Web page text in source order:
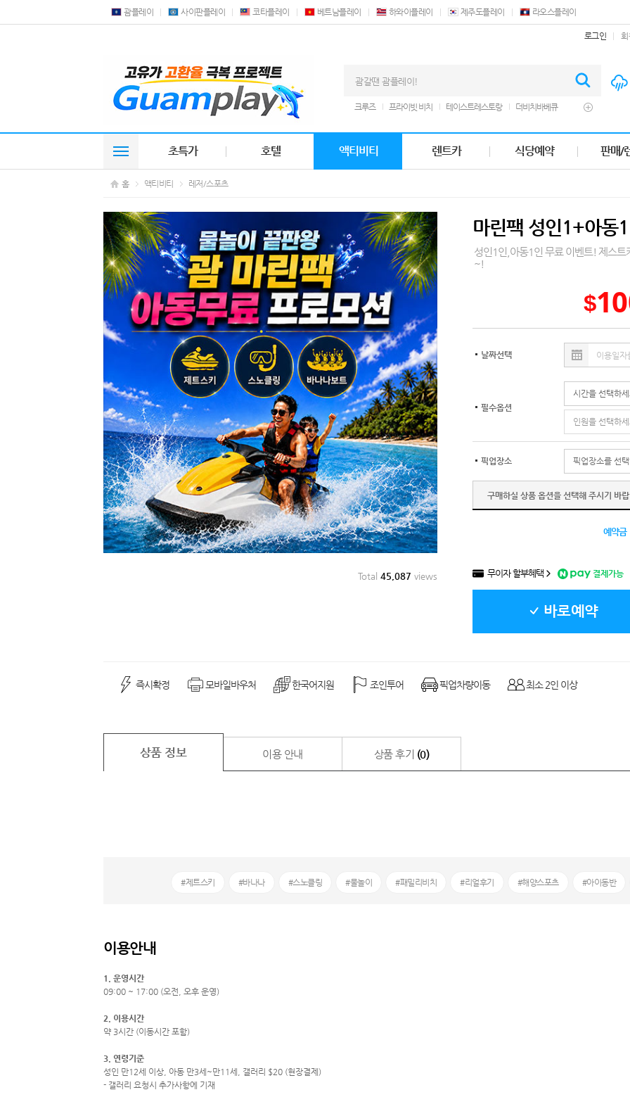
괌플레이 사이판플레이 코타플레이 베트남플레이 하와이플레이 제주도플레이 라오스플레이
로그인 회
크루즈 프라이빗 비치 테이스트레스토랑
더비치바베큐
마사지
에프터눈티 돌핀크루즈 힐튼괌
초특가 호텔 액티비티 렌트카 식당예약 판매/
홈 액티비티 레저/스포츠
Total 45,087 views
마린팩 성인1+아동
성인1인,아동1인 무료 이벤트! 제스
~!
$
날짜선택
필수옵션
픽업장소
구매하실 상품 옵션을 선택해 주시기 바
예약금
무이자 할부혜택 결제가능
바로예약
즉시확정 모바일바우처 한국어지원 조인투어 픽업차량이동 최소 2인 이상
상품 정보 이용 안내 상품 후기 (0)
#제트스키 #바나나 #스노클링 #물놀이 #패밀리비치 #리얼후기 #해양스포츠 #아이동반
이용안내
1. 운영시간
09:00 ~ 17:00 (오전, 오후 운영)
2. 이용시간
약 3시간 (이동시간 포함)
3. 연령기준
성인 만12세 이상, 아동 만3세~만11세, 갤러리 $20 (현장결제)
- 갤러리 요청시 추가사항에 기재